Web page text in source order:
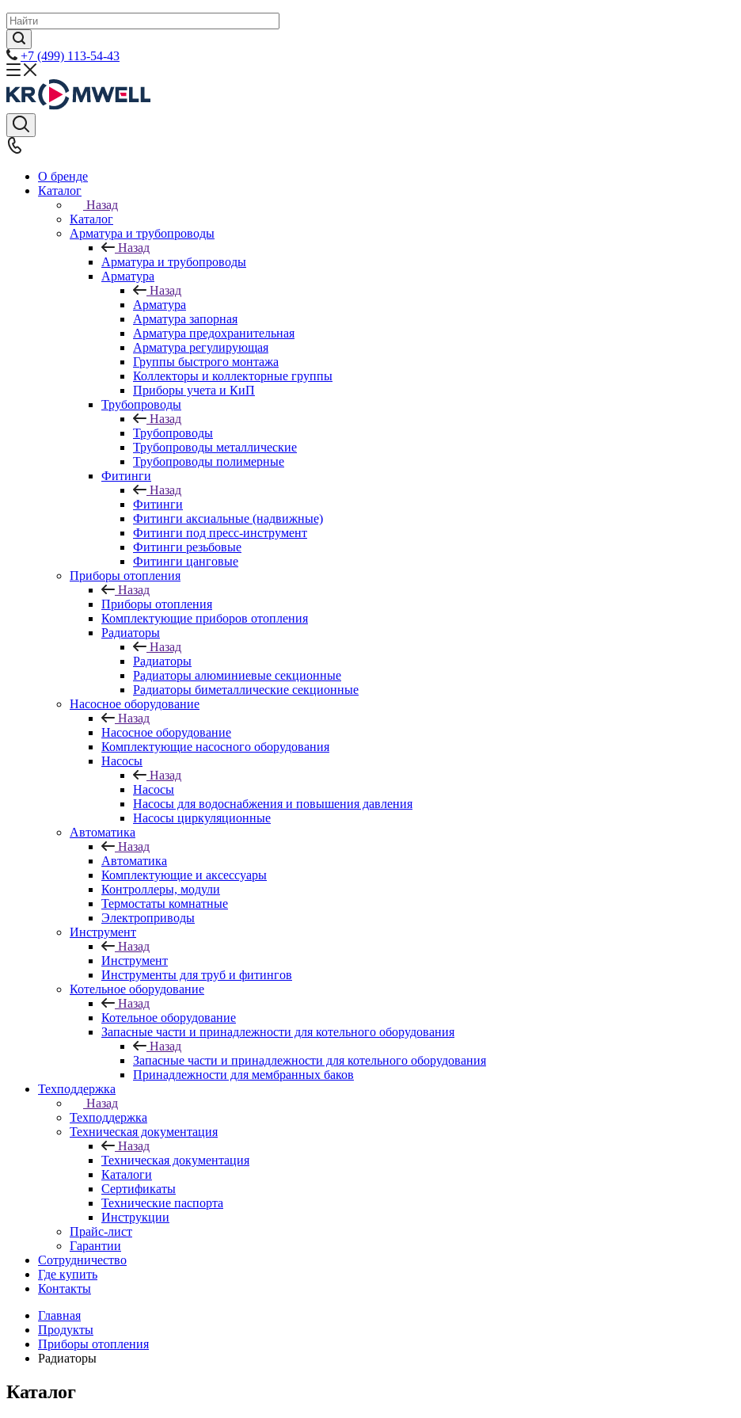
+7 (499) 113-54-43
О бренде
Каталог
Назад
Каталог
Арматура и трубопроводы
Назад
Арматура и трубопроводы
Арматура
Назад
Арматура
Арматура запорная
Арматура предохранительная
Арматура регулирующая
Группы быстрого монтажа
Коллекторы и коллекторные группы
Приборы учета и КиП
Трубопроводы
Назад
Трубопроводы
Трубопроводы металлические
Трубопроводы полимерные
Фитинги
Назад
Фитинги
Фитинги аксиальные (надвижные)
Фитинги под пресс-инструмент
Фитинги резьбовые
Фитинги цанговые
Приборы отопления
Назад
Приборы отопления
Комплектующие приборов отопления
Радиаторы
Назад
Радиаторы
Радиаторы алюминиевые секционные
Радиаторы биметаллические секционные
Насосное оборудование
Назад
Насосное оборудование
Комплектующие насосного оборудования
Насосы
Назад
Насосы
Насосы для водоснабжения и повышения давления
Насосы циркуляционные
Автоматика
Назад
Автоматика
Комплектующие и аксессуары
Контроллеры, модули
Термостаты комнатные
Электроприводы
Инструмент
Назад
Инструмент
Инструменты для труб и фитингов
Котельное оборудование
Назад
Котельное оборудование
Запасные части и принадлежности для котельного оборудования
Назад
Запасные части и принадлежности для котельного оборудования
Принадлежности для мембранных баков
Техподдержка
Назад
Техподдержка
Техническая документация
Назад
Техническая документация
Каталоги
Сертификаты
Технические паспорта
Инструкции
Прайс-лист
Гарантии
Сотрудничество
Где купить
Контакты
Главная
Продукты
Приборы отопления
Радиаторы
Каталог